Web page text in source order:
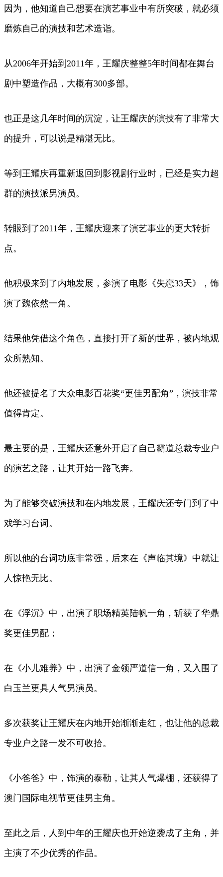
因为，他知道自己想要在演艺事业中有所突破，就必须
磨炼自己的演技和艺术造诣。
从2006年开始到2011年，王耀庆整整5年时间都在舞台
剧中塑造作品，大概有300多部。
也正是这几年时间的沉淀，让王耀庆的演技有了非常大
的提升，可以说是精湛无比。
等到王耀庆再重新返回到影视剧行业时，已经是实力超
群的演技派男演员。
转眼到了2011年，王耀庆迎来了演艺事业的更大转折
点。
他积极来到了内地发展，参演了电影《失恋33天》，饰
演了魏依然一角。
结果他凭借这个角色，直接打开了新的世界，被内地观
众所熟知。
他还被提名了大众电影百花奖“更佳男配角”，演技非常
值得肯定。
最主要的是，王耀庆还意外开启了自己霸道总裁专业户
的演艺之路，让其开始一路飞奔。
为了能够突破演技和在内地发展，王耀庆还专门到了中
戏学习台词。
所以他的台词功底非常强，后来在《声临其境》中就让
人惊艳无比。
在《浮沉》中，出演了职场精英陆帆一角，斩获了华鼎
奖更佳男配；
在《小儿难养》中，出演了金领严道信一角，又入围了
白玉兰更具人气男演员。
多次获奖让王耀庆在内地开始渐渐走红，也让他的总裁
专业户之路一发不可收拾。
《小爸爸》中，饰演的泰勒，让其人气爆棚，还获得了
澳门国际电视节更佳男主角。
至此之后，人到中年的王耀庆也开始逆袭成了主角，并
主演了不少优秀的作品。